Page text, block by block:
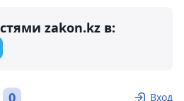
zakon.kz в:
0 Вход